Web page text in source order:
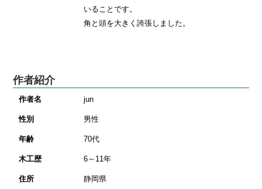
いることです。
角と頭を大きく誇張しました。
作者紹介
作者名 jun
性別 男性
年齢 70代
木工歴 6～11年
住所 静岡県